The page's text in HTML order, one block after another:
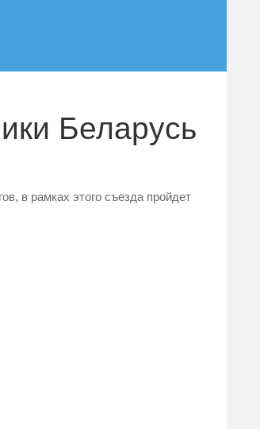
Беларусь
в рамках этого съезда пройдет